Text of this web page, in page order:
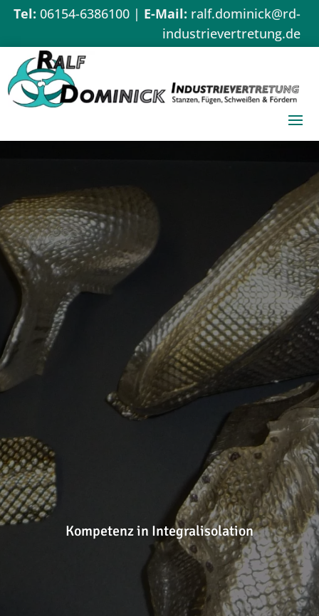
Tel: 06154-6386100| E-Mail: ralf.dominick@rd-
industrievertretung.de
Kompetenz in Integralisolation